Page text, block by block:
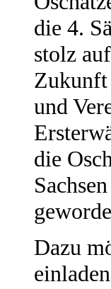
die 4.
stolz
Zukunft
und
die
Dazu